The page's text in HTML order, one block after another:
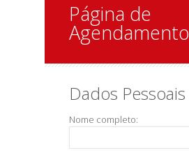
Página de
Agendamento
Dados Pessoais
Nome completo: